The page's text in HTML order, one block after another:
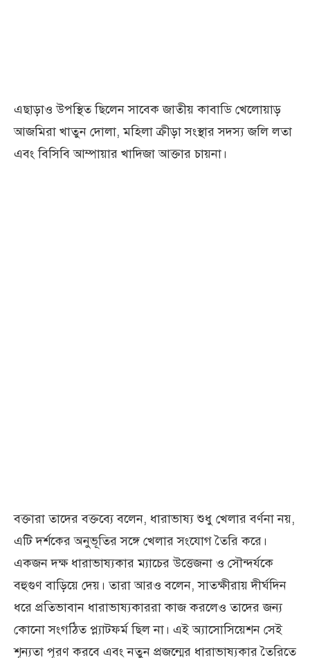
এছাড়াও উপস্থিত ছিলেন সাবেক জাতীয় কাবাডি খেলোয়াড়
আজমিরা খাতুন দোলা, মহিলা ক্রীড়া সংস্থার সদস্য জলি লতা
এবং বিসিবি আম্পায়ার খাদিজা আক্তার চায়না।
বক্তারা তাদের বক্তব্যে বলেন, ধারাভাষ্য শুধু খেলার বর্ণনা নয়,
এটি দর্শকের অনুভূতির সঙ্গে খেলার সংযোগ তৈরি করে।
একজন দক্ষ ধারাভাষ্যকার ম্যাচের উত্তেজনা ও সৌন্দর্যকে
বহুগুণ বাড়িয়ে দেয়। তারা আরও বলেন, সাতক্ষীরায় দীর্ঘদিন
ধরে প্রতিভাবান ধারাভাষ্যকাররা কাজ করলেও তাদের জন্য
কোনো সংগঠিত প্ল্যাটফর্ম ছিল না। এই অ্যাসোসিয়েশন সেই
শূন্যতা পূরণ করবে এবং নতুন প্রজন্মের ধারাভাষ্যকার তৈরিতে